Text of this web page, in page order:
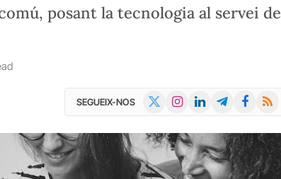
posant la tecnologia al servei de
SEGUEIX-NOS InstagramLinkedInTelegramFacebook
RSS